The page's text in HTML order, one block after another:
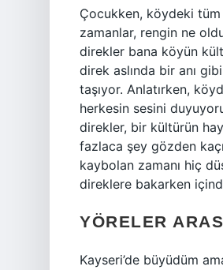
Çocukken, köydeki tüm
zamanlar, rengin ne
direkler bana köyün
direk aslında bir anı
taşıyor. Anlatırken,
herkesin sesini
direkler, bir kültürün
fazlaca şey gözden
kaybolan zamanı hiç
direklere bakarken
YÖRELER
Kayseri’de büyüdüm